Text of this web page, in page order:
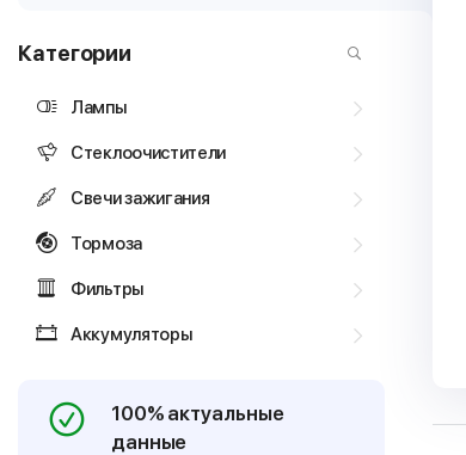
Категории
Лампы
Стеклоочистители
Свечи зажигания
Тормоза
Фильтры
Аккумуляторы
100% актуальные
данные